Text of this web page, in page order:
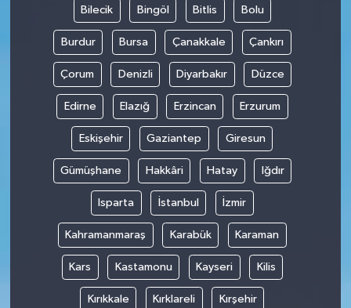
Bilecik Bingöl Bitlis Bolu
Burdur Bursa Çanakkale Çankırı
Çorum Denizli Diyarbakır Düzce
Edirne Elazığ Erzincan Erzurum
Eskişehir Gaziantep Giresun
Gümüşhane Hakkâri Hatay Iğdır
Isparta İstanbul İzmir
Kahramanmaraş Karabük Karaman
Kars Kastamonu Kayseri Kilis
Kırıkkale Kırklareli Kırşehir